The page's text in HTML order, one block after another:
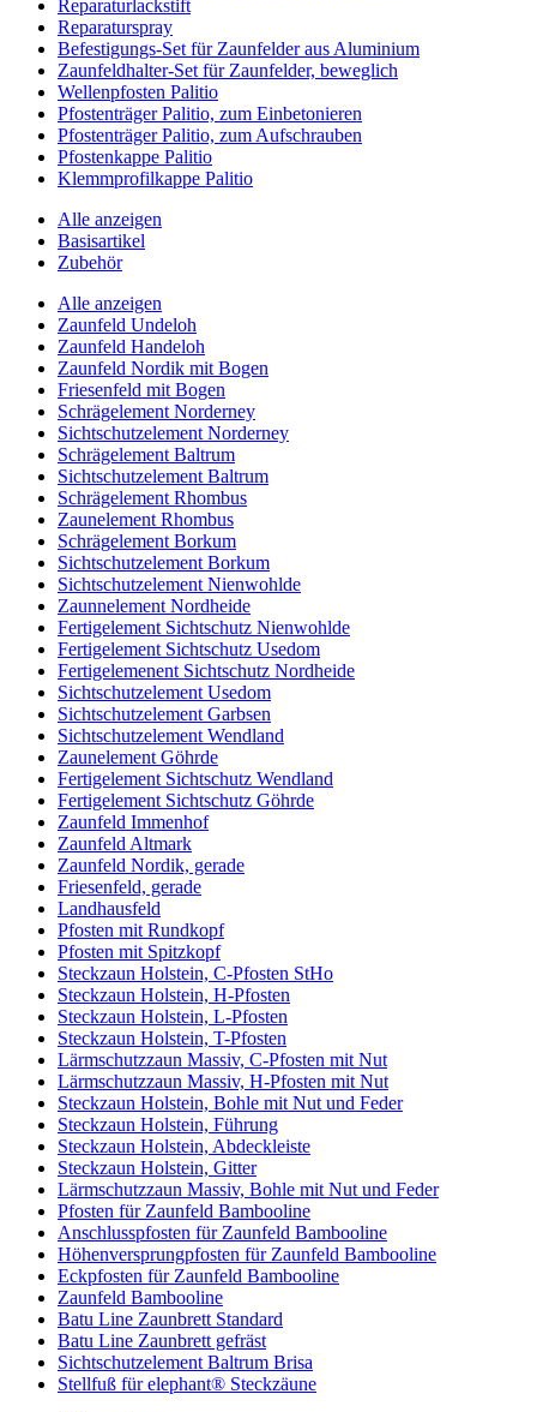
Reparaturlackstift
Reparaturspray
Befestigungs-Set für Zaunfelder aus Aluminium
Zaunfeldhalter-Set für Zaunfelder, beweglich
Wellenpfosten Palitio
Pfostenträger Palitio, zum Einbetonieren
Pfostenträger Palitio, zum Aufschrauben
Pfostenkappe Palitio
Klemmprofilkappe Palitio
Alle anzeigen
Basisartikel
Zubehör
Alle anzeigen
Zaunfeld Undeloh
Zaunfeld Handeloh
Zaunfeld Nordik mit Bogen
Friesenfeld mit Bogen
Schrägelement Norderney
Sichtschutzelement Norderney
Schrägelement Baltrum
Sichtschutzelement Baltrum
Schrägelement Rhombus
Zaunelement Rhombus
Schrägelement Borkum
Sichtschutzelement Borkum
Sichtschutzelement Nienwohlde
Zaunnelement Nordheide
Fertigelement Sichtschutz Nienwohlde
Fertigelement Sichtschutz Usedom
Fertigelemenent Sichtschutz Nordheide
Sichtschutzelement Usedom
Sichtschutzelement Garbsen
Sichtschutzelement Wendland
Zaunelement Göhrde
Fertigelement Sichtschutz Wendland
Fertigelement Sichtschutz Göhrde
Zaunfeld Immenhof
Zaunfeld Altmark
Zaunfeld Nordik, gerade
Friesenfeld, gerade
Landhausfeld
Pfosten mit Rundkopf
Pfosten mit Spitzkopf
Steckzaun Holstein, C-Pfosten StHo
Steckzaun Holstein, H-Pfosten
Steckzaun Holstein, L-Pfosten
Steckzaun Holstein, T-Pfosten
Lärmschutzzaun Massiv, C-Pfosten mit Nut
Lärmschutzzaun Massiv, H-Pfosten mit Nut
Steckzaun Holstein, Bohle mit Nut und Feder
Steckzaun Holstein, Führung
Steckzaun Holstein, Abdeckleiste
Steckzaun Holstein, Gitter
Lärmschutzzaun Massiv, Bohle mit Nut und Feder
Pfosten für Zaunfeld Bambooline
Anschlusspfosten für Zaunfeld Bambooline
Höhenversprungpfosten für Zaunfeld Bambooline
Eckpfosten für Zaunfeld Bambooline
Zaunfeld Bambooline
Batu Line Zaunbrett Standard
Batu Line Zaunbrett gefräst
Sichtschutzelement Baltrum Brisa
Stellfuß für elephant® Steckzäune